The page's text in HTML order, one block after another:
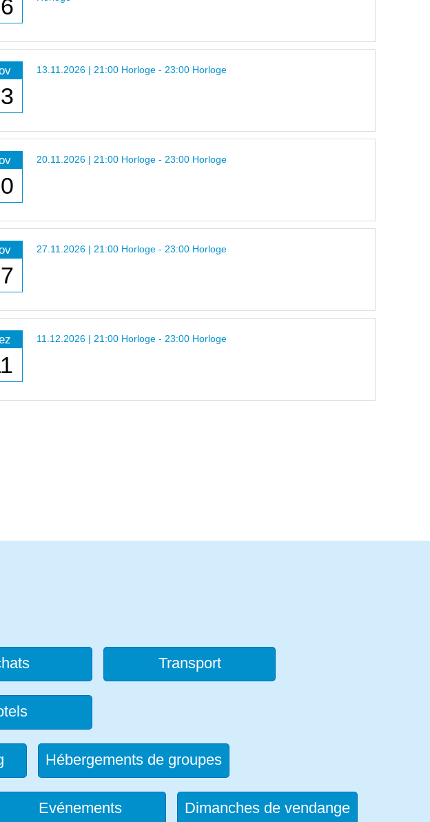
13.11.2026 | 21:00 Horloge - 23:00 Horloge
20.11.2026 | 21:00 Horloge - 23:00 Horloge
27.11.2026 | 21:00 Horloge - 23:00 Horloge
11.12.2026 | 21:00 Horloge - 23:00 Horloge
Transport
Hébergements de groupes
Evénements Dimanches de vendange